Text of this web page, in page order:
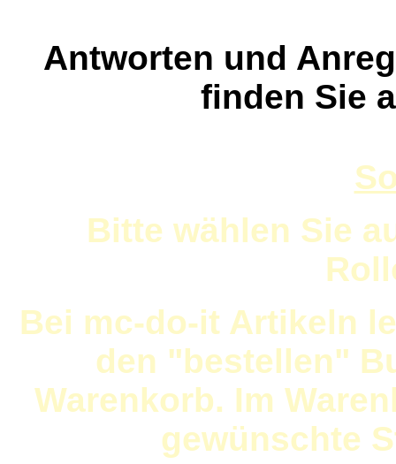
Antworten und
finden Sie
Bitte wählen Sie
Bei mc-do-it Artikeln
den "bestellen"
Warenkorb. Im
gewünschte